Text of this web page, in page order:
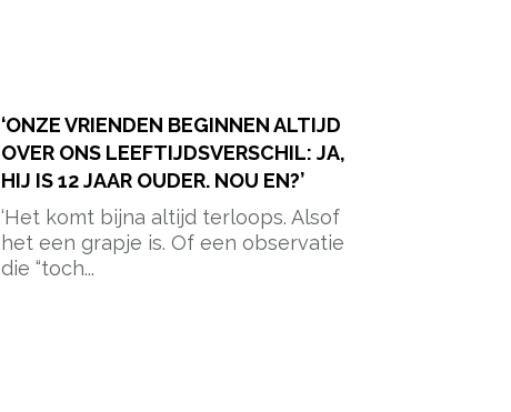
‘ONZE VRIENDEN BEGINNEN ALTIJD
OVER ONS LEEFTIJDSVERSCHIL: JA,
HIJ IS 12 JAAR OUDER. NOU EN?’
‘Het komt bijna altijd terloops. Alsof
het een grapje is. Of een observatie
die “toch...